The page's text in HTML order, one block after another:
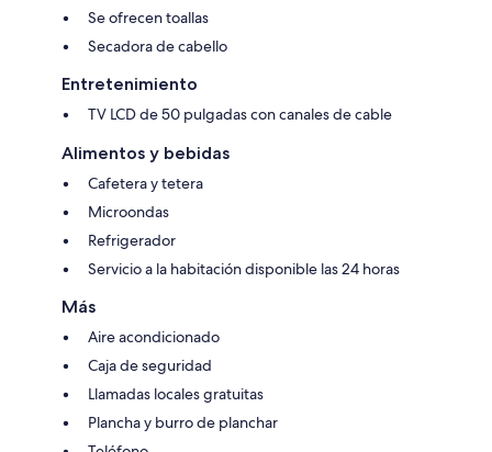
Se ofrecen toallas
Secadora de cabello
Entretenimiento
TV LCD de 50 pulgadas con canales de cable
Alimentos y bebidas
Cafetera y tetera
Microondas
Refrigerador
Servicio a la habitación disponible las 24 horas
Más
Aire acondicionado
Caja de seguridad
Llamadas locales gratuitas
Plancha y burro de planchar